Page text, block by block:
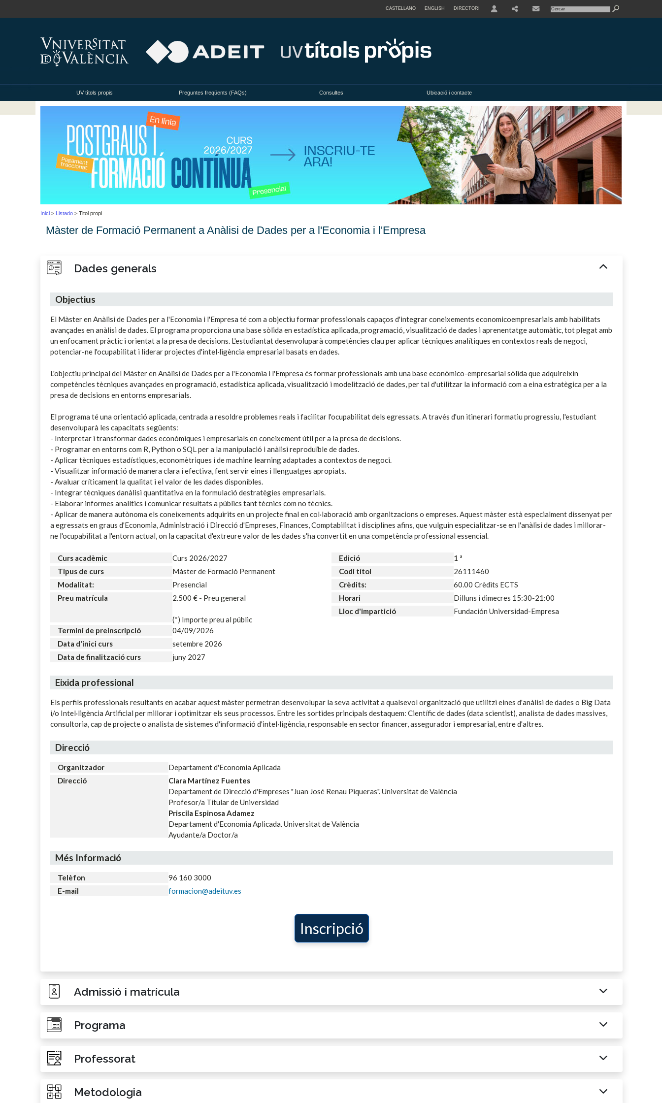
CASTELLANO ENGLISH DIRECTORI
UV títols propis Preguntes freqüents (FAQs) Consultes Ubicació i contacte
Inici > Listado > Titol propi
Màster de Formació Permanent a Anàlisi de Dades per a l'Economia i l'Empresa
Dades generals
Objectius
El Màster en Anàlisi de Dades per a l'Economia i l'Empresa té com a objectiu formar professionals capaços d'integrar coneixements economicoempresarials amb habilitats
avançades en anàlisi de dades. El programa proporciona una base sòlida en estadística aplicada, programació, visualització de dades i aprenentatge automàtic, tot plegat amb
un enfocament pràctic i orientat a la presa de decisions. L'estudiantat desenvoluparà competències clau per aplicar tècniques analítiques en contextos reals de negoci,
potenciar-ne l'ocupabilitat i liderar projectes d'intel·ligència empresarial basats en dades.
L'objectiu principal del Màster en Anàlisi de Dades per a l'Economia i l'Empresa és formar professionals amb una base econòmico-empresarial sòlida que adquireixin
competències tècniques avançades en programació, estadística aplicada, visualització i modelització de dades, per tal d'utilitzar la informació com a eina estratègica per a la
presa de decisions en entorns empresarials.
El programa té una orientació aplicada, centrada a resoldre problemes reals i facilitar l'ocupabilitat dels egressats. A través d'un itinerari formatiu progressiu, l'estudiant
desenvoluparà les capacitats següents:
- Interpretar i transformar dades econòmiques i empresarials en coneixement útil per a la presa de decisions.
- Programar en entorns com R, Python o SQL per a la manipulació i anàlisi reproduïble de dades.
- Aplicar tècniques estadístiques, economètriques i de machine learning adaptades a contextos de negoci.
- Visualitzar informació de manera clara i efectiva, fent servir eines i llenguatges apropiats.
- Avaluar críticament la qualitat i el valor de les dades disponibles.
- Integrar tècniques danàlisi quantitativa en la formulació destratègies empresarials.
- Elaborar informes analítics i comunicar resultats a públics tant tècnics com no tècnics.
- Aplicar de manera autònoma els coneixements adquirits en un projecte final en col·laboració amb organitzacions o empreses.Aquest màster està especialment dissenyat per
a egressats en graus d'Economia, Administració i Direcció d'Empreses, Finances, Comptabilitat i disciplines afins, que vulguin especialitzar-se en l'anàlisi de dades i millorar-
ne l'ocupabilitat a l'entorn actual, on la capacitat d'extreure valor de les dades s'ha convertit en una competència professional essencial.
Curs acadèmic
Curs 2026/2027
Tipus de curs
Màster de Formació Permanent
Modalitat:
Presencial
Preu matrícula
2.500 € - Preu general
(*) Importe preu al públic
Termini de preinscripció
04/09/2026
Data d'inici curs
setembre 2026
Data de finalització curs
juny 2027
Edició
1 ª
Codi títol
26111460
Crèdits:
60.00 Crèdits ECTS
Horari
Dilluns i dimecres 15:30-21:00
Lloc d'impartició
Fundación Universidad-Empresa
Eixida professional
Els perfils professionals resultants en acabar aquest màster permetran desenvolupar la seva activitat a qualsevol organització que utilitzi eines d'anàlisi de dades o Big Data
i/o Intel·ligència Artificial per millorar i optimitzar els seus processos. Entre les sortides principals destaquem: Científic de dades (data scientist), analista de dades massives,
consultoria, cap de projecte o analista de sistemes d'informació d'intel·ligència, responsable en sector financer, assegurador i empresarial, entre d'altres.
Direcció
Organitzador
Departament d'Economia Aplicada
Direcció
Clara Martínez Fuentes
Departament de Direcció d'Empreses "Juan José Renau Piqueras". Universitat de València
Profesor/a Titular de Universidad
Priscila Espinosa Adamez
Departament d'Economia Aplicada. Universitat de València
Ayudante/a Doctor/a
Més Informació
Telèfon
96 160 3000
E-mail
formacion@adeituv.es
Inscripció
Admissió i matrícula
Programa
Professorat
Metodologia